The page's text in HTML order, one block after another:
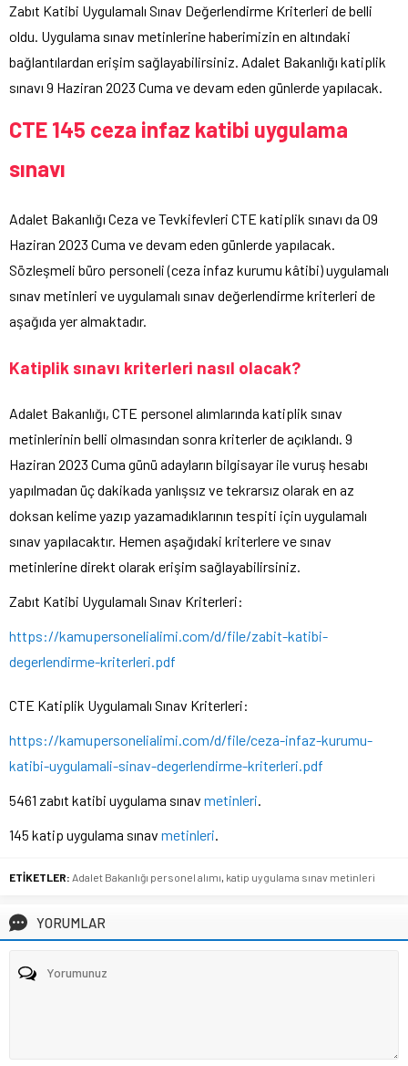
Zabıt Katibi Uygulamalı Sınav Değerlendirme Kriterleri de belli
oldu. Uygulama sınav metinlerine haberimizin en altındaki
bağlantılardan erişim sağlayabilirsiniz. Adalet Bakanlığı katiplik
sınavı 9 Haziran 2023 Cuma ve devam eden günlerde yapılacak.
CTE 145 ceza infaz katibi uygulama
sınavı
Adalet Bakanlığı Ceza ve Tevkifevleri CTE katiplik sınavı da 09
Haziran 2023 Cuma ve devam eden günlerde yapılacak.
Sözleşmeli büro personeli (ceza infaz kurumu kâtibi) uygulamalı
sınav metinleri ve uygulamalı sınav değerlendirme kriterleri de
aşağıda yer almaktadır.
Katiplik sınavı kriterleri nasıl olacak?
Adalet Bakanlığı, CTE personel alımlarında katiplik sınav
metinlerinin belli olmasından sonra kriterler de açıklandı. 9
Haziran 2023 Cuma günü adayların bilgisayar ile vuruş hesabı
yapılmadan üç dakikada yanlışsız ve tekrarsız olarak en az
doksan kelime yazıp yazamadıklarının tespiti için uygulamalı
sınav yapılacaktır. Hemen aşağıdaki kriterlere ve sınav
metinlerine direkt olarak erişim sağlayabilirsiniz.
Zabıt Katibi Uygulamalı Sınav Kriterleri:
https://kamupersonelialimi.com/d/file/zabit-katibi-
degerlendirme-kriterleri.pdf
CTE Katiplik Uygulamalı Sınav Kriterleri:
https://kamupersonelialimi.com/d/file/ceza-infaz-kurumu-
katibi-uygulamali-sinav-degerlendirme-kriterleri.pdf
5461 zabıt katibi uygulama sınav metinleri
145 katip uygulama sınav metinleri
ETİKETLER: Adalet Bakanlığı personel alımı katip uygulama sınav metinleri
YORUMLAR